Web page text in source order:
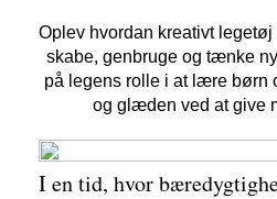
Oplev hvordan kreativt
skabe, genbruge og tænke
på legens rolle i at lære børn
og glæden ved at give
I en tid, hvor